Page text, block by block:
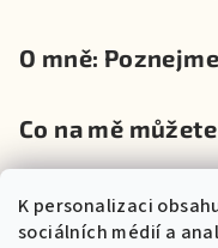
K personalizaci
sociálních médií a
O mně:
Co na mě
Zkušenosti z e-